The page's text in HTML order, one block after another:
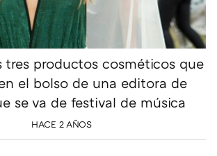
tres productos cosméticos que
el bolso de una editora de
se va de festival de música
HACE 2 AÑOS